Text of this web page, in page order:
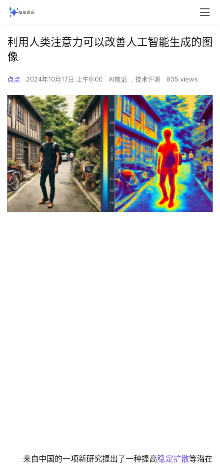
利用人类注意力可以改善人工智能生成的图
像
点点 2024年10月17日 上午9:00 AI前沿 , 技术评测 805 views
来自中国的一项新研究提出了一种提高稳定扩散等潜在